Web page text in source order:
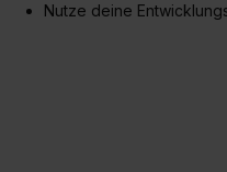
Nutze deine